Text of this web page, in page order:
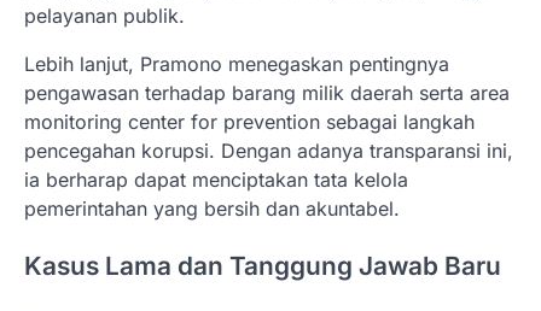
pelayanan publik.
Lebih lanjut, Pramono menegaskan pentingnya
pengawasan terhadap barang milik daerah serta area
monitoring center for prevention sebagai langkah
pencegahan korupsi. Dengan adanya transparansi ini,
ia berharap dapat menciptakan tata kelola
pemerintahan yang bersih dan akuntabel.
Kasus Lama dan Tanggung Jawab Baru